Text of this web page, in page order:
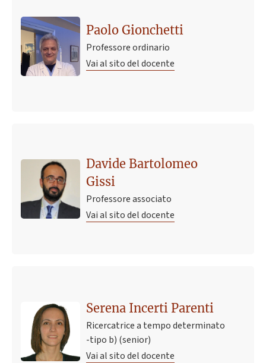
Paolo Gionchetti
Professore ordinario
Vai al sito del docente
Davide Bartolomeo
Gissi
Professore associato
Vai al sito del docente
Serena Incerti Parenti
Ricercatrice a tempo determinato
-tipo b) (senior)
Vai al sito del docente